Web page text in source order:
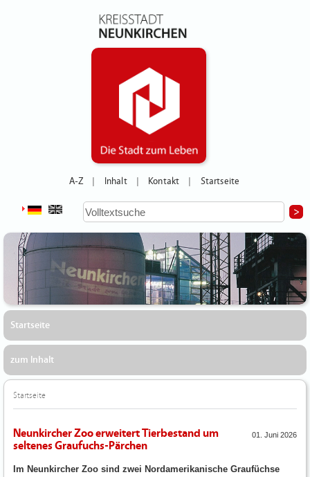
A-Z Inhalt Kontakt Startseite
Startseite
zum Inhalt
Startseite
01. Juni 2026
Neunkircher Zoo erweitert Tierbestand um
seltenes Graufuchs-Pärchen
Im Neunkircher Zoo sind zwei Nordamerikanische Graufüchse